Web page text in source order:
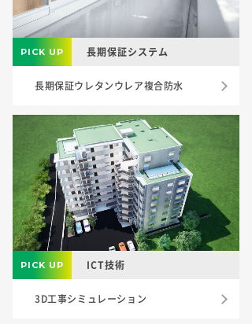
長期保証システム
長期保証ウレタンウレア複合防水
ICT技術
3D工事シミュレーション